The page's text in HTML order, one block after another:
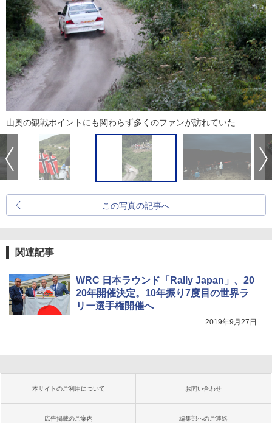
山奥の観戦ポイントにも関わらず多くのファンが訪れていた
この写真の記事へ
関連記事
WRC 日本ラウンド「Rally Japan」、20
20年開催決定。10年振り7度目の世界ラ
リー選手権開催へ
2019年9月27日
本サイトのご利用について お問い合わせ
広告掲載のご案内 編集部へのご連絡